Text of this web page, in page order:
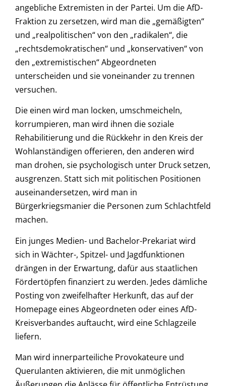
angebliche Extremisten in der Partei. Um die AfD-
Fraktion zu zersetzen, wird man die „gemäßigten“
und „realpolitischen“ von den „radikalen“, die
„rechtsdemokratischen“ und „konservativen“ von
den „extremistischen“ Abgeordneten
unterscheiden und sie voneinander zu trennen
versuchen.
Die einen wird man locken, umschmeicheln,
korrumpieren, man wird ihnen die soziale
Rehabilitierung und die Rückkehr in den Kreis der
Wohlanständigen offerieren, den anderen wird
man drohen, sie psychologisch unter Druck setzen,
ausgrenzen. Statt sich mit politischen Positionen
auseinandersetzen, wird man in
Bürgerkriegsmanier die Personen zum Schlachtfeld
machen.
Ein junges Medien- und Bachelor-Prekariat wird
sich in Wächter-, Spitzel- und Jagdfunktionen
drängen in der Erwartung, dafür aus staatlichen
Fördertöpfen finanziert zu werden. Jedes dämliche
Posting von zweifelhafter Herkunft, das auf der
Homepage eines Abgeordneten oder eines AfD-
Kreisverbandes auftaucht, wird eine Schlagzeile
liefern.
Man wird innerparteiliche Provokateure und
Querulanten aktivieren, die mit unmöglichen